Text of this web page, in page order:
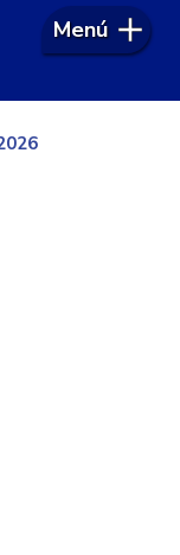
Menú